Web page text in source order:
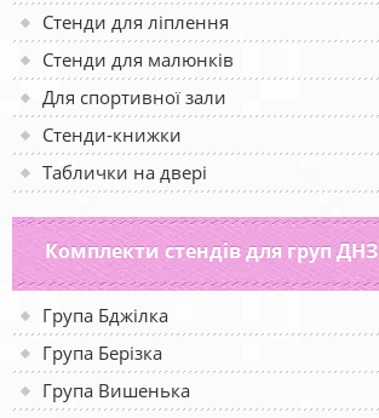
Стенди для ліплення
Стенди для малюнків
Для спортивної зали
Стенди-книжки
Таблички на двері
Комплекти стендів для груп ДНЗ
Група Бджілка
Група Берізка
Група Вишенька